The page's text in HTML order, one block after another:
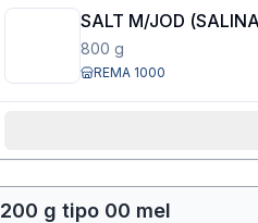
SALT M/JOD (
800 g
REMA 1000
200 g tipo 00 mel